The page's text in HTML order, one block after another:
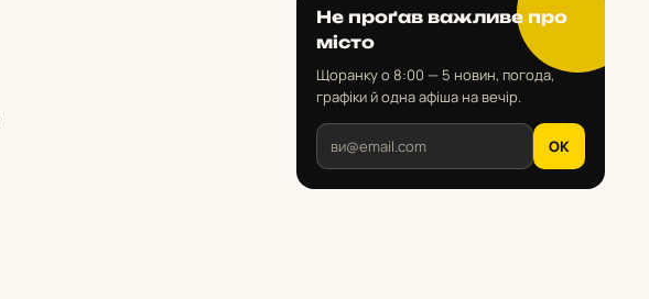
Не проґав важливе про
місто
Щоранку о 8:00 — 5 новин, погода,
графіки й одна афіша на вечір.
OK